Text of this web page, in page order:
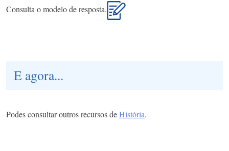
Consulta o modelo de resposta.
E agora...
Podes consultar outros recursos deHistória.